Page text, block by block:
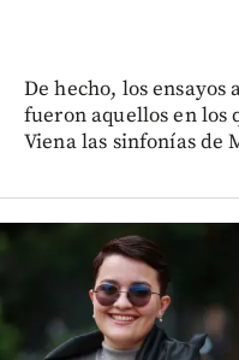
De hecho, los ensayos
fueron aquellos en los
Viena las sinfonías de